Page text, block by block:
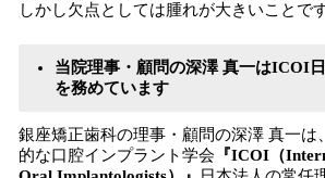
しかし欠点としては腫れが大きいことです
当院理事・顧問の深澤 真一はICOI
を務めています
銀座矯正歯科の理事・顧問の深澤 真一は
的な口腔インプラント学会 『ICOI（